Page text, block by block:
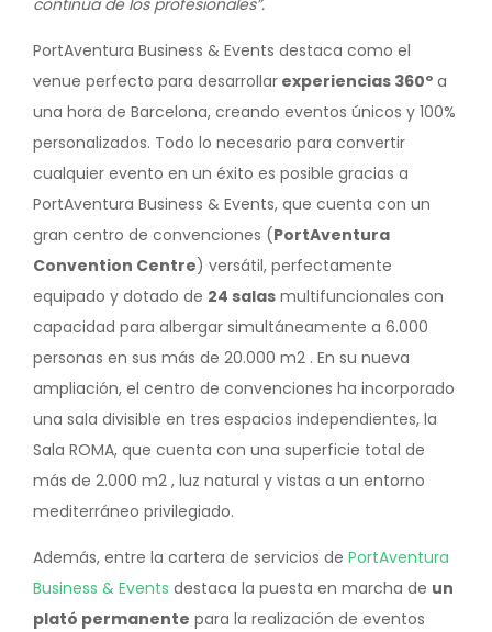
continua de los profesionales”.
PortAventura Business & Events destaca como el
venue perfecto para desarrollar experiencias 360º a
una hora de Barcelona, creando eventos únicos y 100%
personalizados. Todo lo necesario para convertir
cualquier evento en un éxito es posible gracias a
PortAventura Business & Events, que cuenta con un
gran centro de convenciones (PortAventura
Convention Centre) versátil, perfectamente
equipado y dotado de 24 salas multifuncionales con
capacidad para albergar simultáneamente a 6.000
personas en sus más de 20.000 m2 . En su nueva
ampliación, el centro de convenciones ha incorporado
una sala divisible en tres espacios independientes, la
Sala ROMA, que cuenta con una superficie total de
más de 2.000 m2 , luz natural y vistas a un entorno
mediterráneo privilegiado.
Además, entre la cartera de servicios de PortAventura
Business & Events destaca la puesta en marcha de un
plató permanente para la realización de eventos